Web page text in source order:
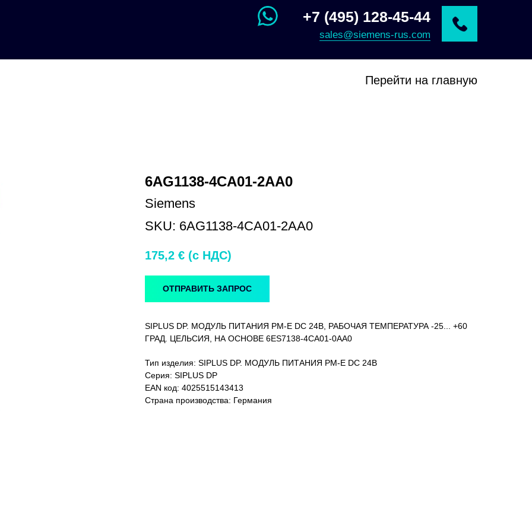
+7 (495) 128-45-44
sales@siemens-rus.com
Перейти на главную
6AG1138-4CA01-2AA0
Siemens
SKU: 6AG1138-4CA01-2AA0
175,2 € (c НДС)
ОТПРАВИТЬ ЗАПРОС
SIPLUS DP. МОДУЛЬ ПИТАНИЯ PM-E DC 24В, РАБОЧАЯ ТЕМПЕРАТУРА -25... +60
ГРАД. ЦЕЛЬСИЯ, НА ОСНОВЕ 6ES7138-4CA01-0AA0
Тип изделия: SIPLUS DP. МОДУЛЬ ПИТАНИЯ PM-E DC 24В
Серия: SIPLUS DP
EAN код: 4025515143413
Страна производства: Германия